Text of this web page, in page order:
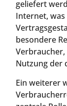
geliefert
Internet,
besondere
Verbraucher,
Nutzung der
Ein weiterer